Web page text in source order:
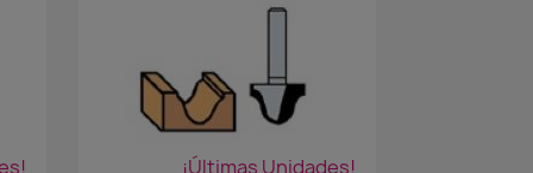
¡Últimas Unidades!